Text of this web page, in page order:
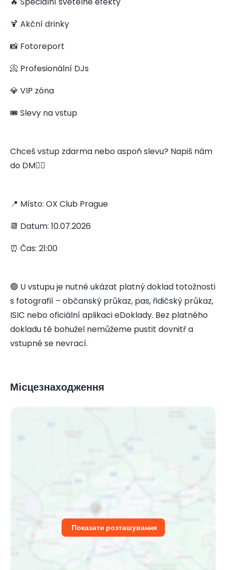
🍹 Akční drinky
📸 Fotoreport
📀 Profesionální DJs
💎 VIP zóna
🎟️ Slevy na vstup
Chceš vstup zdarma nebo aspoň slevu? Napiš nám
do DM👇🏻
📍 Místo: OX Club Prague
📆 Datum: 10.07.2026
⏰ Čas: 21:00
🟢 U vstupu je nutné ukázat platný doklad totožnosti
s fotografií – občanský průkaz, pas, řidičský průkaz,
ISIC nebo oficiální aplikaci eDoklady. Bez platného
dokladu tě bohužel nemůžeme pustit dovnitř a
vstupné se nevrací.
Місцезнаходження
Показати розташування